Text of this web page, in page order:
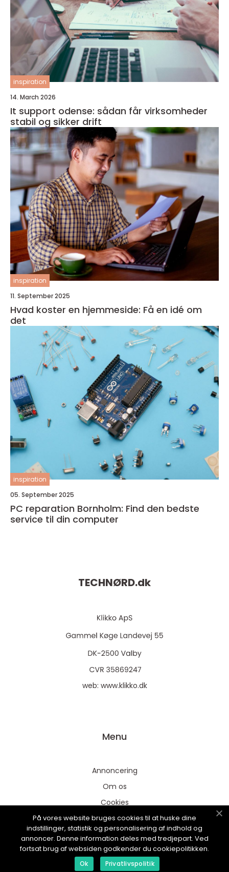
inspiration
14. March 2026
It support odense: sådan får virksomheder
stabil og sikker drift
inspiration
11. September 2025
Hvad koster en hjemmeside: Få en idé om
det
inspiration
05. September 2025
PC reparation Bornholm: Find den bedste
service til din computer
TECHNØRD.dk
web: www.klikko.dk
Menu
Annoncering
Om os
Cookies
Kontakt os
Sitemap
På vores website bruges cookies til at huske dine
indstillinger, statistik og personalisering af indhold og
annoncer. Denne information deles med tredjepart. Ved
fortsat brug af websiden godkender du cookiepolitikken.
Ok Privatlivspolitik